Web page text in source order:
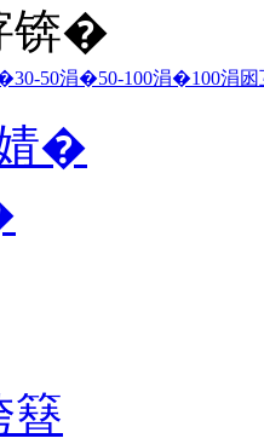
锛�
30-50涓�50-100涓�100涓
�
簮